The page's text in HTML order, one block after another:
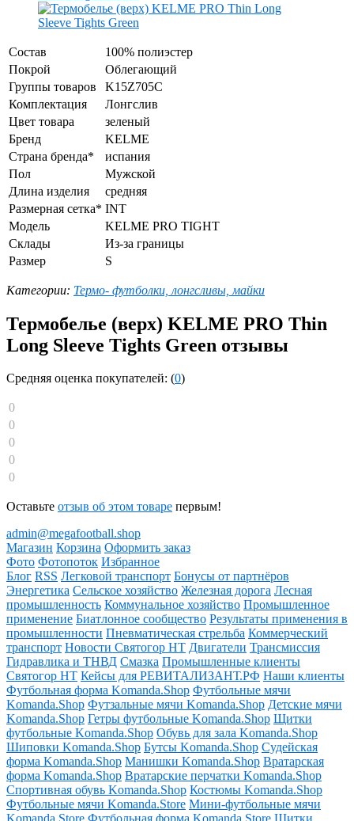
Состав
100% полиэстер
Покрой
Облегающий
Группы товаров
K15Z705C
Комплектация
Лонгслив
Цвет товара
зеленый
Бренд
KELME
Страна бренда*
испания
Пол
Мужской
Длина изделия
средняя
Размерная сетка* INT
Модель
KELME PRO TIGHT
Склады
Из-за границы
Размер
S
Категории: Термо- футболки, лонгсливы, майки
Термобелье (верх) KELME PRO Thin
Long Sleeve Tights Green отзывы
Средняя оценка покупателей: (0)
0
0
0
0
0
Оставьте отзыв об этом товаре первым!
admin@megafootball.shop
Магазин Корзина Оформить заказ
Фото Фотопоток Избранное
Блог RSS Легковой транспорт Бонусы от партнёров
Энергетика Сельское хозяйство Железная дорога Лесная
промышленность Коммунальное хозяйство Промышленное
применение Биатлонное сообщество Результаты применения в
промышленности Пневматическая стрельба Коммерческий
транспорт Новости Святогор НТ Двигатели Трансмиссия
Гидравлика и ТНВД Смазка Промышленные клиенты
Святогор НТ Кейсы для РЕВИТАЛИЗАНТ.РФ Наши клиенты
Футбольная форма Komanda.Shop Футбольные мячи
Komanda.Shop Футзальные мячи Komanda.Shop Детские мячи
Komanda.Shop Гетры футбольные Komanda.Shop Щитки
футбольные Komanda.Shop Обувь для зала Komanda.Shop
Шиповки Komanda.Shop Бутсы Komanda.Shop Судейская
форма Komanda.Shop Манишки Komanda.Shop Вратарская
форма Komanda.Shop Вратарские перчатки Komanda.Shop
Спортивная обувь Komanda.Shop Костюмы Komanda.Shop
Футбольные мячи Komanda.Store Мини-футбольные мячи